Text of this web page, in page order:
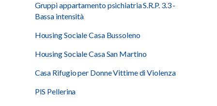
Gruppi appartamento psichiatria S.R.P. 3.3 -
Bassa intensità
Housing Sociale Casa Bussoleno
Housing Sociale Casa San Martino
Casa Rifugio per Donne Vittime di Violenza
PIS Pellerina